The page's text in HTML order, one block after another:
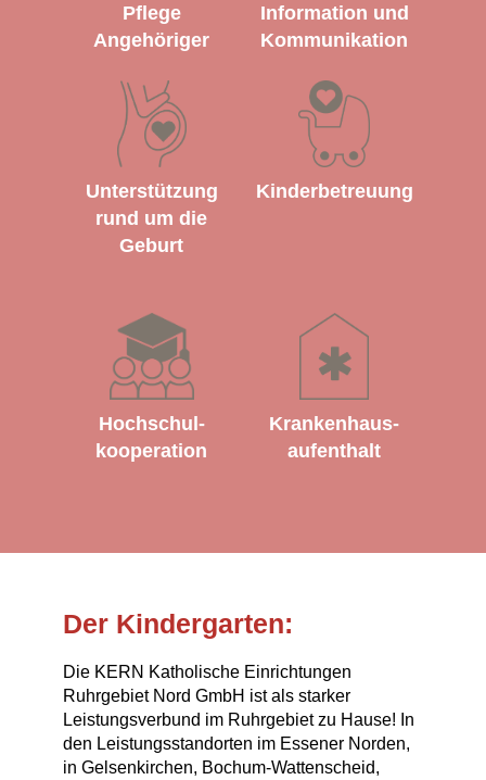
Pflege
Angehöriger
Information und
Kommunikation
Unterstützung
rund um die
Geburt
Kinderbetreuung
Hochschul­
kooperation
Krankenhaus­
aufenthalt
Der Kindergarten:
Die KERN Katholische Einrichtungen
Ruhrgebiet Nord GmbH ist als starker
Leistungsverbund im Ruhrgebiet zu Hause! In
den Leistungsstandorten im Essener Norden,
in Gelsenkirchen, Bochum-Wattenscheid,